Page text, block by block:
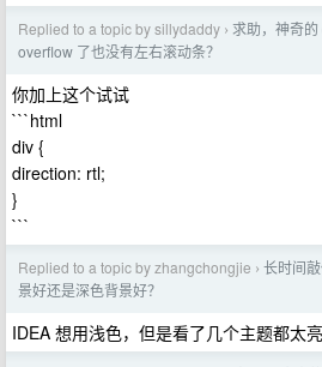
Replied to a topic by sillydaddy › 求助，神奇
overflow 了也没有左右滚动条？
你加上这个试试
```html
div {
direction: rtl;
}
```
Replied to a topic by zhangchongjie › 长时间
景好还是深色背景好？
IDEA 想用浅色，但是看了几个主题都太亮